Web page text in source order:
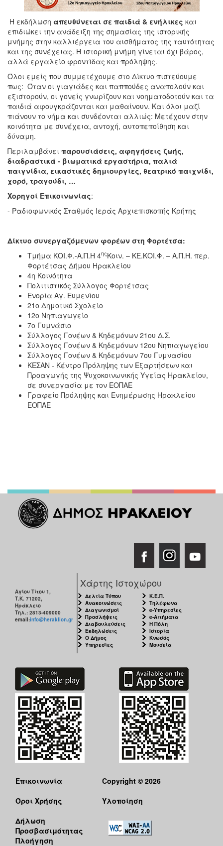
Η εκδήλωση απευθύνεται σε παιδιά & ενήλικες και
επιδιώκει την ανάδειξη της σημασίας της ιστορικής
μνήμης στην καλλιέργεια του αισθήματος της ταυτότητας
και της συνέχειας. Η ιστορική μνήμη γίνεται όχι βάρος,
αλλά εργαλείο φροντίδας και πρόληψης.
Όλοι εμείς που συμμετέχουμε στο Δίκτυο πιστεύουμε
πως: Όταν οι γιαγιάδες και παππούδες αναπολούν και
εξιστορούν, οι γονείς γνωρίζουν και νοηματοδοτούν και τα
παιδιά αφουγκράζονται και μαθαίνουν. Και όλοι μαζί
πιάνουν το νήμα και συνδέονται αλλιώς: Μετέχουν στην
κοινότητα με συνέχεια, αντοχή, αυτοπεποίθηση και
δύναμη.
Περιλαμβάνει παρουσιάσεις, αφηγήσεις ζωής,
διαδραστικά - βιωματικά εργαστήρια, παλιά
παιγνίδια, εικαστικές δημιουργίες, θεατρικό παιχνίδι,
χορό, τραγούδι, …
Χορηγοί Επικοινωνίας:
- Ραδιοφωνικός Σταθμός Ιεράς Αρχιεπισκοπής Κρήτης
Δίκτυο συνεργαζόμενων φορέων στη Φορτέτσα:
Τμήμα ΚΟΙ.Φ.-Α.Π.Η 4ηςΚοιν. – ΚΕ.ΚΟΙ.Φ. – Α.Π.Η. περ.
Φορτέτσας Δήμου Ηρακλείου
4η Κοινότητα
Πολιτιστικός Σύλλογος Φορτέτσας
Ενορία Αγ. Ευμενίου
21ο Δημοτικό Σχολείο
12ο Νηπιαγωγείο
7ο Γυμνάσιο
Σύλλογος Γονέων & Κηδεμόνων 21ου Δ.Σ.
Σύλλογος Γονέων & Κηδεμόνων 12ου Νηπιαγωγείου
Σύλλογος Γονέων & Κηδεμόνων 7ου Γυμνασίου
ΚΕΣΑΝ - Κέντρο Πρόληψης των Εξαρτήσεων και
Προαγωγής της Ψυχοκοινωνικής Υγείας Ηρακλείου,
σε συνεργασία με τον ΕΟΠΑΕ
Γραφείο Πρόληψης και Ενημέρωσης Ηρακλείου
ΕΟΠΑΕ
Αγίου Τίτου 1,
Τ.Κ. 71202,
Ηράκλειο
Τηλ.: 2813-409000
email:info@heraklion.gr
Χάρτης Ιστοχώρου
Δελτία Τύπου
Ανακοινώσεις
Διαγωνισμοί
Προσλήψεις
Διαβουλεύσεις
Εκδηλώσεις
Ο Δήμος
Υπηρεσίες
Κ.Ε.Π.
Τηλέφωνα
e-Υπηρεσίες
e-Αιτήματα
Η Πόλη
Ιστορία
Κνωσός
Μουσεία
Επικοινωνία
Όροι Χρήσης
Δήλωση
Προσβασιμότητας
Πλοήγηση
Copyright © 2026
Υλοποίηση